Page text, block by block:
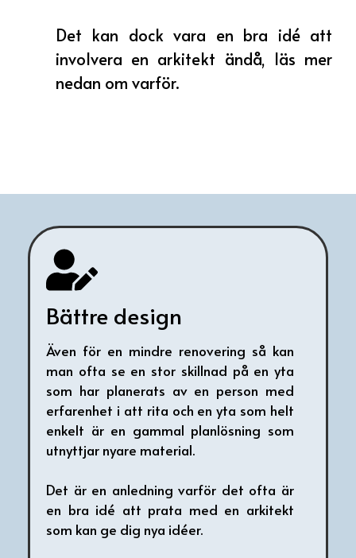
Det kan dock vara en bra idé att
involvera en arkitekt ändå, läs mer
nedan om varför.
Bättre design
Även för en mindre renovering så kan
man ofta se en stor skillnad på en yta
som har planerats av en person med
erfarenhet i att rita och en yta som helt
enkelt är en gammal planlösning som
utnyttjar nyare material.
Det är en anledning varför det ofta är
en bra idé att prata med en arkitekt
som kan ge dig nya idéer.